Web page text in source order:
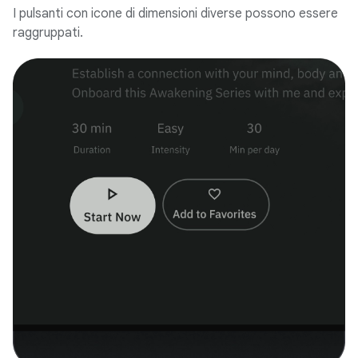
I pulsanti con icone di dimensioni diverse possono essere
raggruppati.